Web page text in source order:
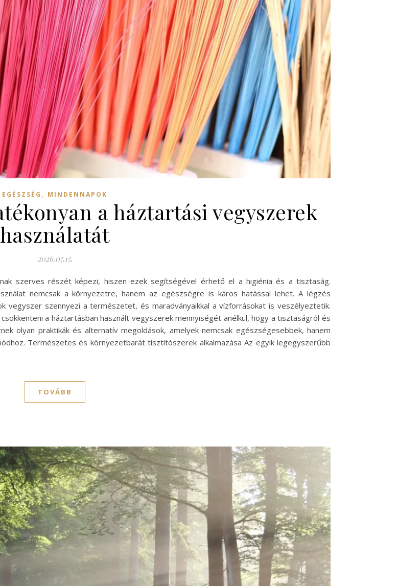
EGÉSZSÉG , MINDENNAPOK
a háztartási vegyszerek
használatát
2026.07.15.
szerves részét képezi, hiszen ezek segítségével érhető el a higiénia és a tisztaság.
nemcsak a környezetre, hanem az egészségre is káros hatással lehet. A légzés
vegyszer szennyezi a természetet, és maradványaikkal a vízforrásokat is veszélyeztetik.
a háztartásban használt vegyszerek mennyiségét anélkül, hogy a tisztaságról és
olyan praktikák és alternatív megoldások, amelyek nemcsak egészségesebbek, hanem
Természetes és környezetbarát tisztítószerek alkalmazása Az egyik legegyszerűbb
TOVÁBB